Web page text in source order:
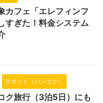
カフェ「エレフィンフ
すぎた！料金システム
スポット（バンコク）
ク旅行（3泊5日）にも